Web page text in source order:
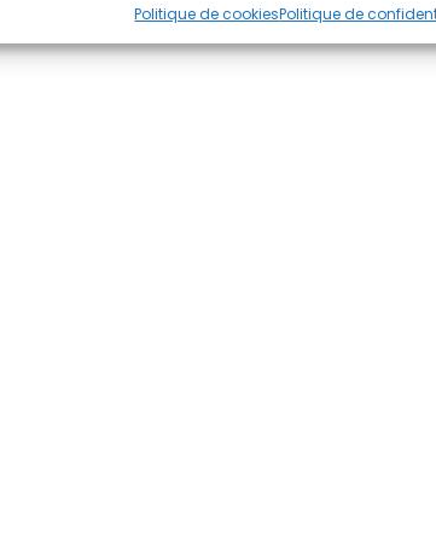
Politique de cookiesPolitique de